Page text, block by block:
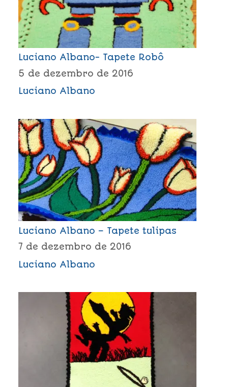
Luciano Albano- Tapete Robô
5 de dezembro de 2016
Luciano Albano
Luciano Albano – Tapete tulipas
7 de dezembro de 2016
Luciano Albano